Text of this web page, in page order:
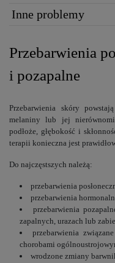
Inne problemy
Przebarwienia
i pozapalne
Przebarwienia skóry
melaniny lub jej
podłoże, głębokość i
terapii konieczna jest
Do najczęstszych należą:
przebarwienia
przebarwienia
przebarwienia
zapalnych, urazach lub
przebarwienia
chorobami
wrodzone zmiany